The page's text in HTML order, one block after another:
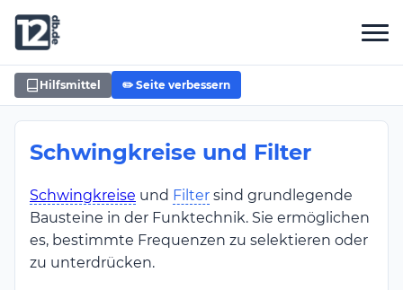
Hilfsmittel ✏️ Seite verbessern
Schwingkreise und Filter
Schwingkreise und Filter sind grundlegende
Bausteine in der Funktechnik. Sie ermöglichen
es, bestimmte Frequenzen zu selektieren oder
zu unterdrücken.